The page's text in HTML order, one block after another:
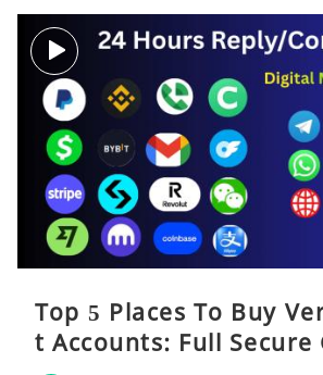
Top 5 Places To Buy
t Accounts: Full Secure